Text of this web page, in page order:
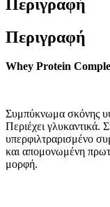
Περιγραφή
Περιγραφή
Whey Protein
Συμπύκνωμα σκόνης
Περιέχει γλυκαντικά.
υπερφιλτραρισμένο
και απομονωμένη
μορφή.